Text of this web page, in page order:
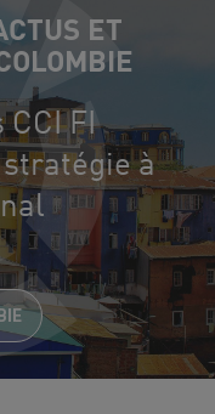
ET
FI
à